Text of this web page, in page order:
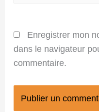
Enregistrer mon
dans le navigateur
commentaire.